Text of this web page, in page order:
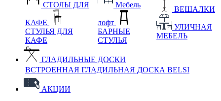
СТОЛЫ ДЛЯ
КАФЕ
СТУЛЬЯ ДЛЯ
КАФЕ
Мебель
лофт
БАРНЫЕ
СТУЛЬЯ
ВЕШАЛКИ
УЛИЧНАЯ
МЕБЕЛЬ
ГЛАДИЛЬНЫЕ ДОСКИ
ВСТРОЕННАЯ ГЛАДИЛЬНАЯ ДОСКА BELSI
АКЦИИ